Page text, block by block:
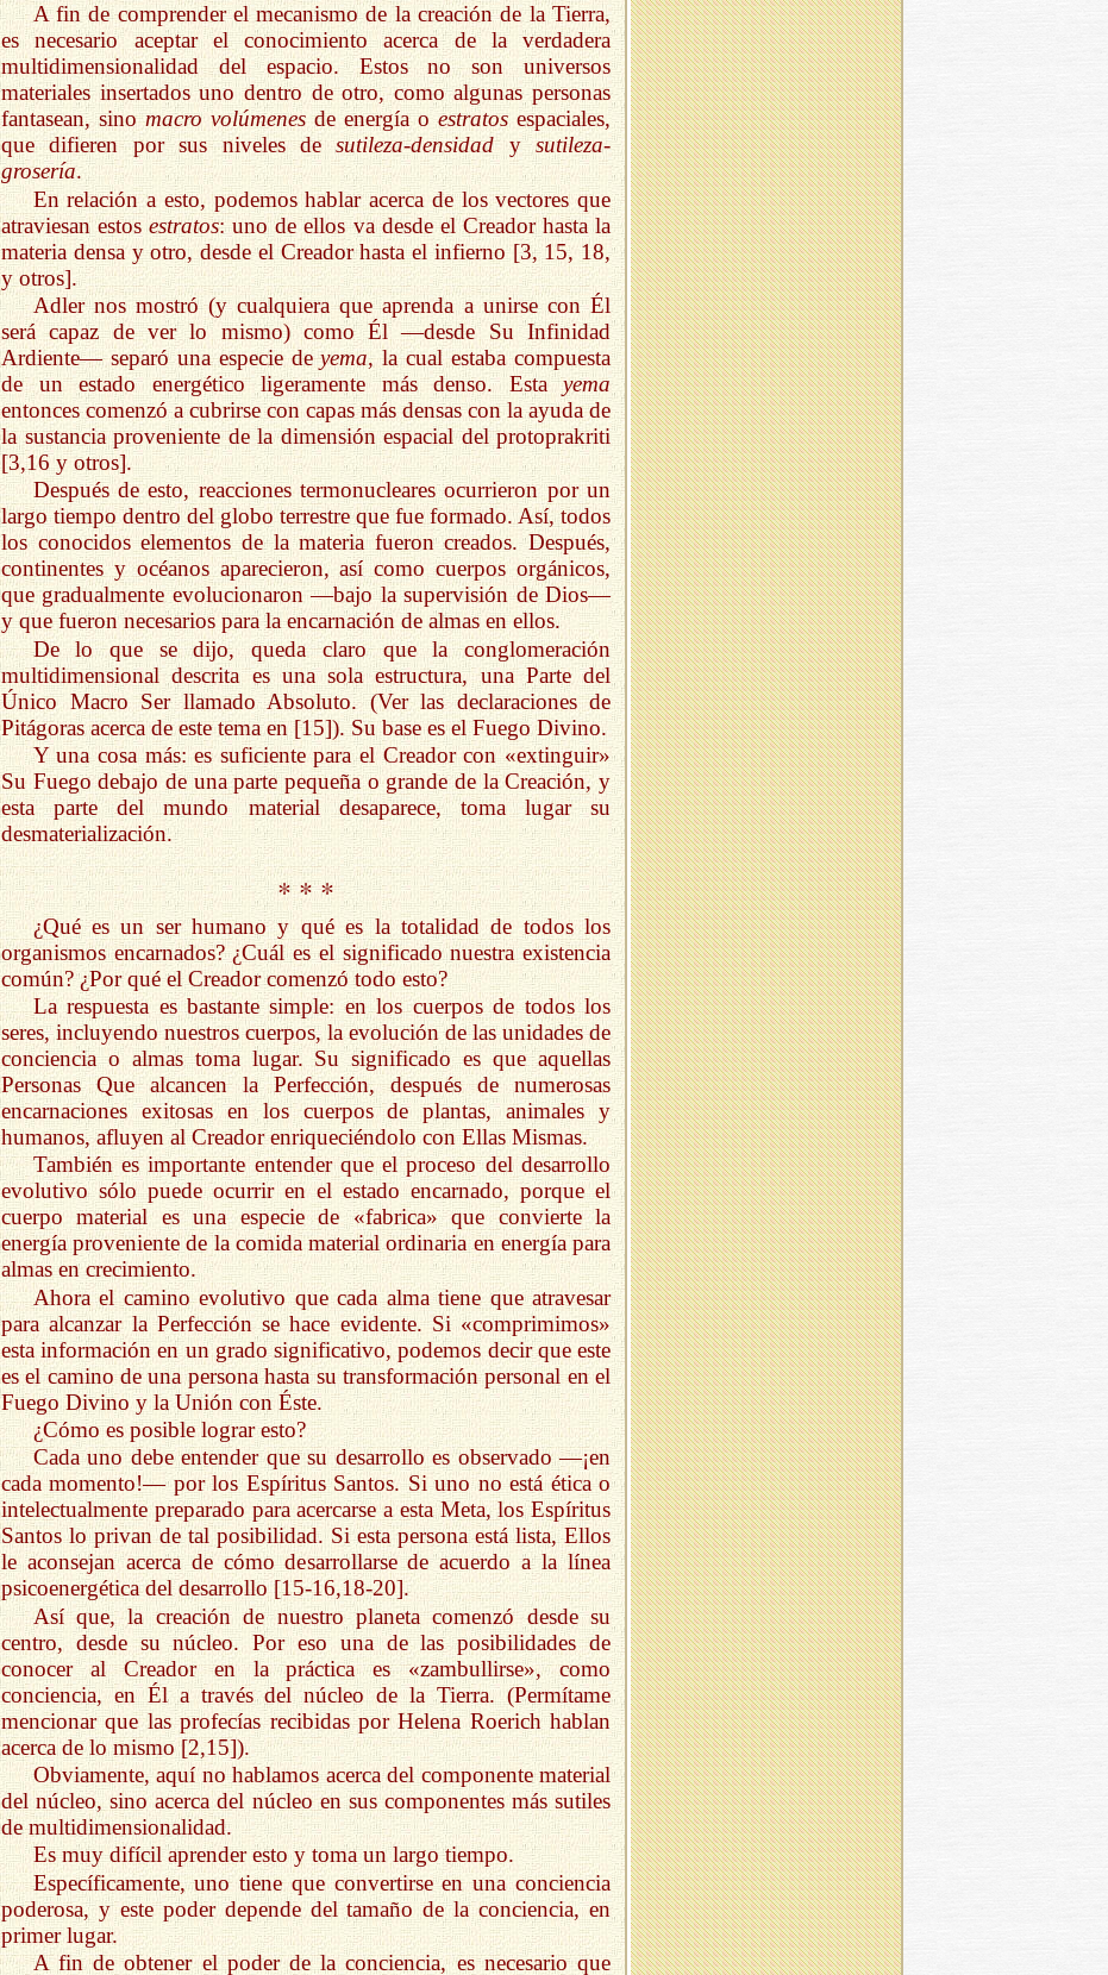
A fin de comprender el mecanismo de la creación de la Tierra,
es necesario aceptar el conocimiento acerca de la verdadera
multidimensionalidad del espacio. Estos no son universos
materiales insertados uno dentro de otro, como algunas personas
fantasean, sinomacro volúmenes de energía oestratos espaciales,
que difieren por sus niveles desutileza-densidadysutileza-
grosería.
En relación a esto, podemos hablar acerca de los vectores que
atraviesan estosestratos: uno de ellos va desde el Creador hasta la
materia densa y otro, desde el Creador hasta el infierno [3, 15, 18,
y otros].
Adler nos mostró (y cualquiera que aprenda a unirse con Él
será capaz de ver lo mismo) como Él —desde Su Infinidad
Ardiente— separó una especie deyema, la cual estaba compuesta
de un estado energético ligeramente más denso. Estayema
entonces comenzó a cubrirse con capas más densas con la ayuda de
la sustancia proveniente de la dimensión espacial del protoprakriti
[3,16 y otros].
Después de esto, reacciones termonucleares ocurrieron por un
largo tiempo dentro del globo terrestre que fue formado. Así, todos
los conocidos elementos de la materia fueron creados. Después,
continentes y océanos aparecieron, así como cuerpos orgánicos,
que gradualmente evolucionaron —bajo la supervisión de Dios—
y que fueron necesarios para la encarnación de almas en ellos.
De lo que se dijo, queda claro que la conglomeración
multidimensional descrita es una sola estructura, una Parte del
Único Macro Ser llamado Absoluto. (Ver las declaraciones de
Pitágoras acerca de este tema en [15]). Su base es el Fuego Divino.
Y una cosa más: es suficiente para el Creador con «extinguir»
Su Fuego debajo de una parte pequeña o grande de la Creación, y
esta parte del mundo material desaparece, toma lugar su
desmaterialización.
* * *
¿Qué es un ser humano y qué es la totalidad de todos los
organismos encarnados? ¿Cuál es el significado nuestra existencia
común? ¿Por qué el Creador comenzó todo esto?
La respuesta es bastante simple: en los cuerpos de todos los
seres, incluyendo nuestros cuerpos, la evolución de las unidades de
conciencia o almas toma lugar. Su significado es que aquellas
Personas Que alcancen la Perfección, después de numerosas
encarnaciones exitosas en los cuerpos de plantas, animales y
humanos, afluyen al Creador enriqueciéndolo con Ellas Mismas.
También es importante entender que el proceso del desarrollo
evolutivo sólo puede ocurrir en el estado encarnado, porque el
cuerpo material es una especie de «fabrica» que convierte la
energía proveniente de la comida material ordinaria en energía para
almas en crecimiento.
Ahora el camino evolutivo que cada alma tiene que atravesar
para alcanzar la Perfección se hace evidente. Si «comprimimos»
esta información en un grado significativo, podemos decir que este
es el camino de una persona hasta su transformación personal en el
Fuego Divino y la Unión con Éste.
¿Cómo es posible lograr esto?
Cada uno debe entender que su desarrollo es observado —¡en
cada momento!— por los Espíritus Santos. Si uno no está ética o
intelectualmente preparado para acercarse a esta Meta, los Espíritus
Santos lo privan de tal posibilidad. Si esta persona está lista, Ellos
le aconsejan acerca de cómo desarrollarse de acuerdo a la línea
psicoenergética del desarrollo [15-16,18-20].
Así que, la creación de nuestro planeta comenzó desde su
centro, desde su núcleo. Por eso una de las posibilidades de
conocer al Creador en la práctica es «zambullirse», como
conciencia, en Él a través del núcleo de la Tierra. (Permítame
mencionar que las profecías recibidas por Helena Roerich hablan
acerca de lo mismo [2,15]).
Obviamente, aquí no hablamos acerca del componente material
del núcleo, sino acerca del núcleo en sus componentes más sutiles
de multidimensionalidad.
Es muy difícil aprender esto y toma un largo tiempo.
Específicamente, uno tiene que convertirse en una conciencia
poderosa, y este poder depende del tamaño de la conciencia, en
primer lugar.
A fin de obtener el poder de la conciencia, es necesario que